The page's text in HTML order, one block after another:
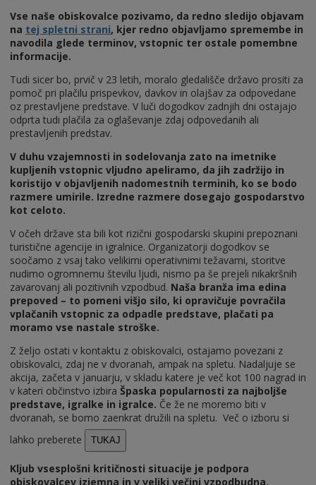
Vse naše obiskovalce pozivamo, da redno sledijo objavam
na tej spletni strani, kjer redno objavljamo spremembe in
navodila glede terminov, vstopnic ter ostale pomembne
informacije.
Tudi sicer bo, prvič v 23 letih, moralo gledališče državo prositi za
pomoč pri plačilu prispevkov, davkov in olajšav za odpovedane
oz prestavljene predstave. V luči dogodkov zadnjih dni ostajajo
odprta tudi plačila za oglaševanje zdaj odpovedanih ali
prestavljenih predstav.
V duhu vzajemnosti in sodelovanja zato na imetnike
kupljenih vstopnic vljudno apeliramo, da jih zadržijo in
koristijo v objavljenih nadomestnih terminih, ko se bodo
razmere umirile. Izredne razmere dosegajo gospodarstvo
kot celoto.
V očeh države sta bili kot rizični gospodarski skupini prepoznani
turistične agencije in igralnice. Organizatorji dogodkov se
soočamo z vsaj tako velikimi operativnimi težavami, storitve
nudimo ogromnemu številu ljudi, nismo pa še prejeli nikakršnih
zavarovanj ali pozitivnih vzpodbud. Naša branža ima edina
prepoved – to pomeni višjo silo, ki opravičuje povračila
vplačanih vstopnic za odpadle predstave, plačati pa
moramo vse nastale stroške.
Z željo ostati v kontaktu z obiskovalci, ostajamo povezani z
obiskovalci, zdaj ne v dvoranah, ampak na spletu. Nadaljuje se
akcija, začeta v januarju, v skladu katere je več kot 100 nagrad in
v kateri občinstvo izbira Špaska popularnosti za najboljše
predstave, igralke in igralce. Če že ne moremo biti v
dvoranah, se bomo zaenkrat družili na spletu. Več o izboru si
lahko preberete
Kljub vsesplošni kritičnosti situacije je podpora
obiskovalcev izjemna in v veliki večini vzpodbudna.